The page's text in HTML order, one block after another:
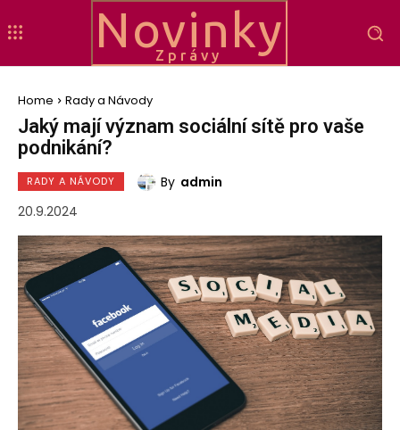
Novinky
Zprávy
Home Rady a Návody
Jaký mají význam sociální sítě pro vaše
podnikání?
RADY A NÁVODY By admin
20.9.2024